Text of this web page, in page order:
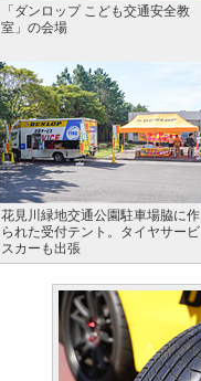
「ダンロップ こども交通安全教
室」の会場
花見川緑地交通公園駐車場脇に作
られた受付テント。タイヤサービ
スカーも出張